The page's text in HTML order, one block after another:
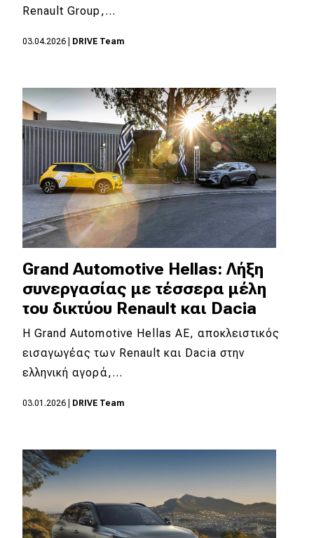
Eco
Τεχνολογία
Mobility
Σταθμοί φόρτισης
Classic
Νέα
Παρουσιάσεις
DRIVE Away
MOTO
Μεταχειρισμένο
Χρηστικά
Συμβουλές
Renault Group,…
03.04.2026 DRIVE Team
Grand Automotive Hellas: Λήξη
συνεργασίας με τέσσερα μέλη
του δικτύου Renault και Dacia
Η Grand Automotive Hellas AE, αποκλειστικός
εισαγωγέας των Renault και Dacia στην
ελληνική αγορά,…
03.01.2026 DRIVE Team